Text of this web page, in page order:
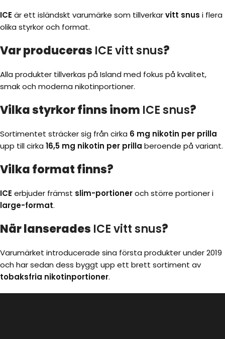
ICE är ett isländskt varumärke som tillverkarvitt snus i flera
olika styrkor och format.
Var produceras ICE vitt snus?
Alla produkter tillverkas på Island med fokus på kvalitet,
smak och moderna nikotinportioner.
Vilka styrkor finns inom ICE snus?
Sortimentet sträcker sig från cirka 6 mg nikotin per prilla
upp till cirka 16,5 mg nikotin per prilla beroende på variant.
Vilka format finns?
ICE erbjuder främst slim-portioneroch större portioner i
large-format.
När lanserades ICE vitt snus?
Varumärket introducerade sina första produkter under 2019
och har sedan dess byggt upp ett brett sortiment av
tobaksfria nikotinportioner.